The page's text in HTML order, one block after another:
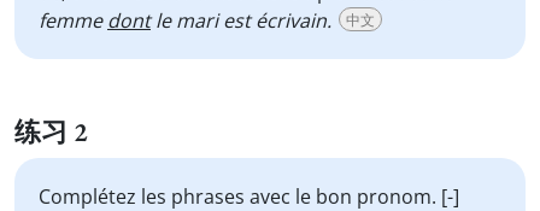
femmedontle mari est écrivain. 中文
练习 2
Complétez les phrases avec le bon pronom. [-]